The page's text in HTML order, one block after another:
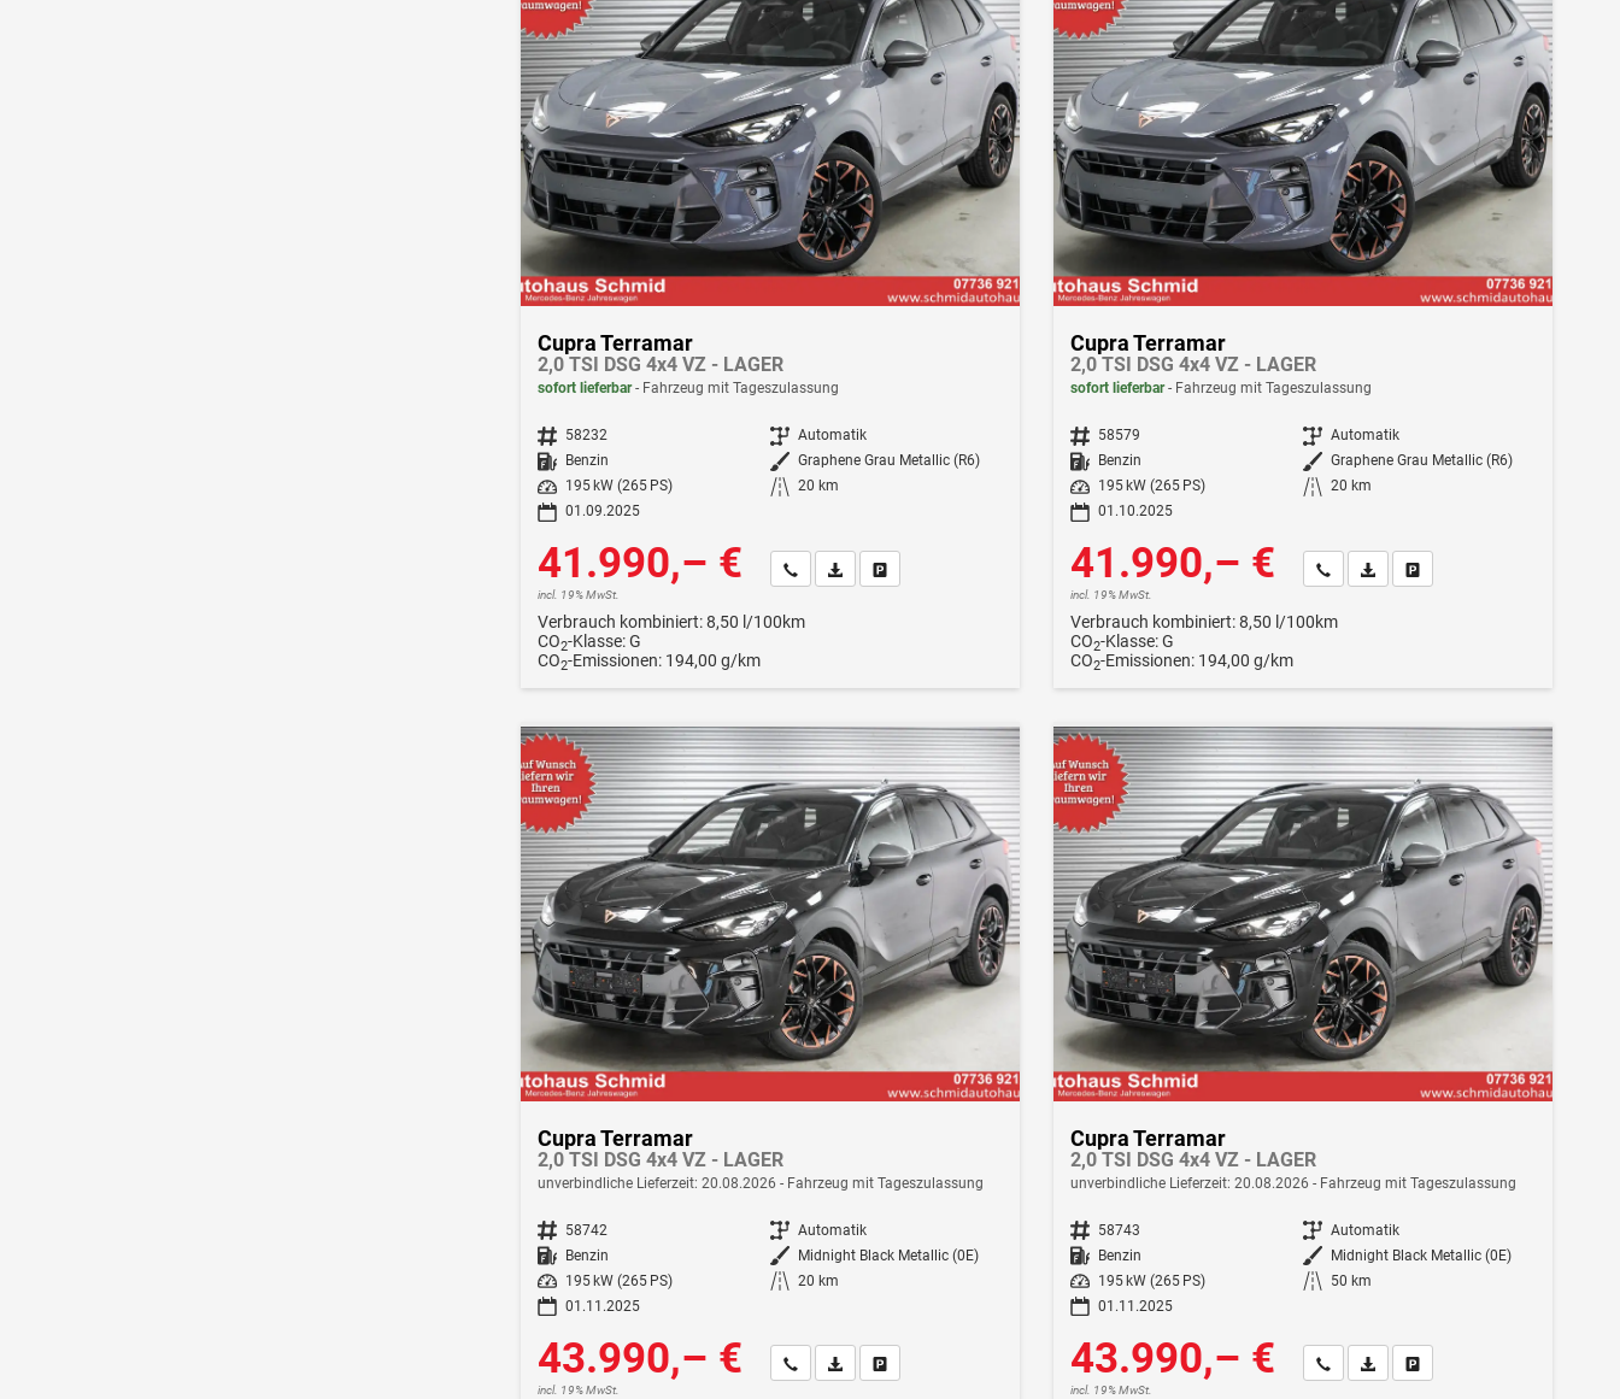
Cupra Terramar
2,0 TSI DSG 4x4 VZ - LAGER
sofort lieferbar Fahrzeug mit Tageszulassung
Fahrzeugnr. 58232 Getriebe Automatik
Kraftstoff
Benzin Außenfarbe Graphene Grau Metallic (R6)
Leistung
195 kW (265 PS) Kilometerstand 20 km
01.09.2025
41.990,– €
incl. 19% MwSt.
Wir rufen Sie anFahrzeugexposé (PDF)
Fahrzeug parken
Verbrauch kombiniert:8,50 l/100km
CO2-Klasse: G
CO2-Emissionen: 194,00 g/km
Cupra Terramar
2,0 TSI DSG 4x4 VZ - LAGER
sofort lieferbar Fahrzeug mit Tageszulassung
Fahrzeugnr. 58579 Getriebe Automatik
Kraftstoff
Benzin Außenfarbe Graphene Grau Metallic (R6)
Leistung
195 kW (265 PS) Kilometerstand 20 km
01.10.2025
41.990,– €
incl. 19% MwSt.
Wir rufen Sie anFahrzeugexposé (PDF)
Fahrzeug parken
Verbrauch kombiniert:8,50 l/100km
CO2-Klasse:G
CO2-Emissionen: 194,00 g/km
Cupra Terramar
2,0 TSI DSG 4x4 VZ - LAGER
unverbindliche Lieferzeit: 20.08.2026 Fahrzeug mit Tageszulassung
Fahrzeugnr. 58742 Getriebe Automatik
Kraftstoff Benzin Außenfarbe Midnight Black Metallic (0E)
Leistung
195 kW (265 PS) Kilometerstand 20 km
01.11.2025
43.990,– €
incl. 19% MwSt.
Wir rufen Sie an
Fahrzeugexposé (PDF)
Fahrzeug parken
Cupra Terramar
2,0 TSI DSG 4x4 VZ - LAGER
unverbindliche Lieferzeit: 20.08.2026 Fahrzeug mit Tageszulassung
Fahrzeugnr. 58743 Getriebe Automatik
Kraftstoff Benzin Außenfarbe Midnight Black Metallic (0E)
Leistung
195 kW (265 PS) Kilometerstand
50 km
01.11.2025
43.990,– €
incl. 19% MwSt.
Wir rufen Sie an
Fahrzeugexposé (PDF)
Fahrzeug parken